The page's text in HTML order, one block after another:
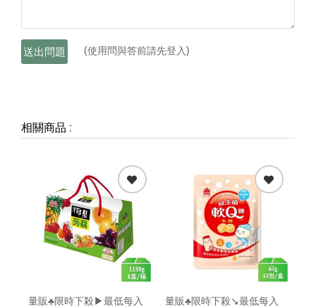
送出問題 (使用問與答前請先登入)
相關商品 :
量販♣限時下殺▶最低每入
量販♣限時下殺↘️最低每入